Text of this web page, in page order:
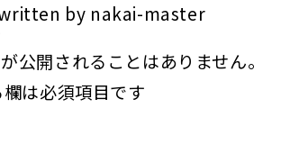
by nakai-master
公開されることはありません。
は必須項目です